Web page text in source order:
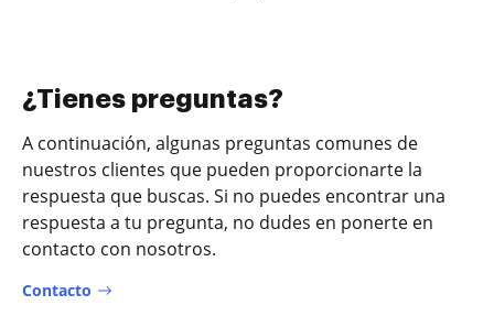
¿Tienes preguntas?
A continuación, algunas preguntas comunes de
nuestros clientes que pueden proporcionarte la
respuesta que buscas. Si no puedes encontrar una
respuesta a tu pregunta, no dudes en ponerte en
contacto con nosotros.
Contacto